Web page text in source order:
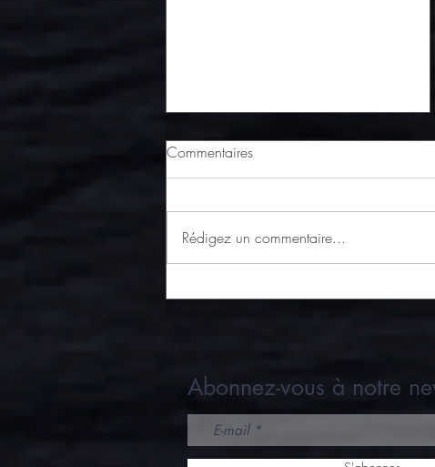
Escargots de Bourgogne en
Commentaires
Rédigez un commentaire...
Abonnez-vous à notre